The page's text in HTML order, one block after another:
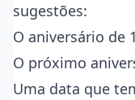
sugestões:
O aniversário de
O próximo
Uma data que